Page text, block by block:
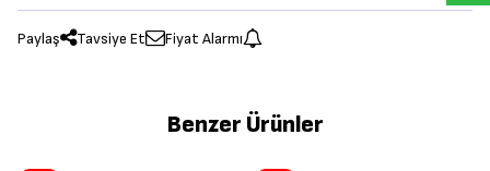
Paylaş Tavsiye Et Fiyat Alarmı
Benzer Ürünler